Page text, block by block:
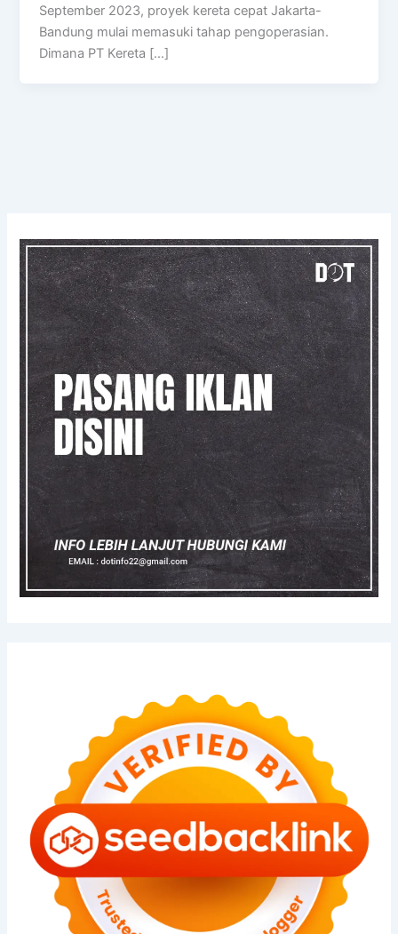
September 2023, proyek kereta cepat Jakarta-
Bandung mulai memasuki tahap pengoperasian.
Dimana PT Kereta […]